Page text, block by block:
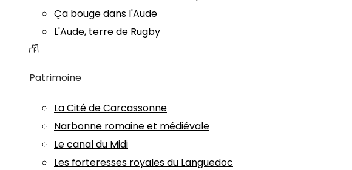
Ça bouge dans l'Aude
L'Aude, terre de Rugby
Patrimoine
La Cité de Carcassonne
Narbonne romaine et médiévale
Le canal du Midi
Les forteresses royales du Languedoc